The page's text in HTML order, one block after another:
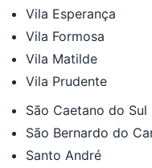
Vila Esperança
Vila Formosa
Vila Matilde
Vila Prudente
São Caetano do Sul
São Bernardo do
Santo André